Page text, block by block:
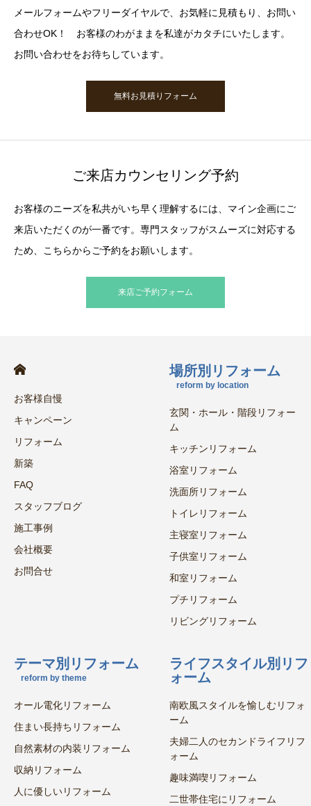
メールフォームやフリーダイヤルで、お気軽に見積もり、お問い
合わせOK！ お客様のわがままを私達がカタチにいたします。
お問い合わせをお待ちしています。
無料お見積りフォーム
ご来店カウンセリング予約
お客様のニーズを私共がいち早く理解するには、マイン企画にご
来店いただくのが一番です。専門スタッフがスムーズに対応する
ため、こちらからご予約をお願いします。
来店ご予約フォーム
お客様自慢
キャンペーン
リフォーム
新築
FAQ
スタッフブログ
施工事例
会社概要
お問合せ
場所別リフォーム
reform by location
玄関・ホール・階段リフォー
ム
キッチンリフォーム
浴室リフォーム
洗面所リフォーム
トイレリフォーム
主寝室リフォーム
子供室リフォーム
和室リフォーム
プチリフォーム
リビングリフォーム
テーマ別リフォーム
reform by theme
オール電化リフォーム
住まい長持ちリフォーム
自然素材の内装リフォーム
収納リフォーム
人に優しいリフォーム
ライフスタイル別リフ
ォーム
南欧風スタイルを愉しむリフォ
ーム
夫婦二人のセカンドライフリフ
ォーム
趣味満喫リフォーム
二世帯住宅にリフォーム